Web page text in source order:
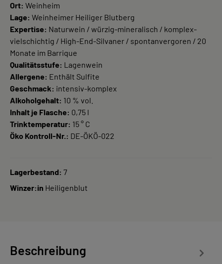
Ort: Weinheim
Lage: Weinheimer Heiliger Blutberg
Expertise: Naturwein / würzig-mineralisch / komplex-
vielschichtig / High-End-Silvaner / spontanvergoren / 20
Monate im Barrique
Qualitätsstufe: Lagenwein
Allergene: Enthält Sulfite
Geschmack: intensiv-komplex
Alkoholgehalt: 10 % vol.
Inhalt je Flasche: 0,75 l
Trinktemperatur: 15 ° C
Öko Kontroll-Nr.: DE-ÖKÖ-022
Lagerbestand: 7
Winzer:in Heiligenblut
Beschreibung